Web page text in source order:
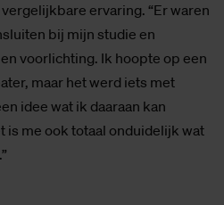
ervaring. “Er waren
bij mijn studie en
voorlichting. Ik hoopte op een
maar het werd iets met
idee wat ik daaraan kan
is me ook totaal onduidelijk wat